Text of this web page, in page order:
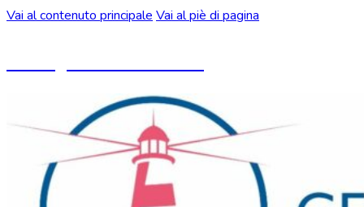
Vai al contenuto principale Vai al piè di pagina